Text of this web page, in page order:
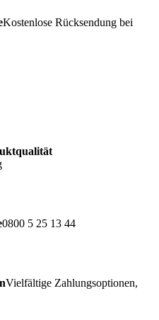
Kostenlose Rücksendung bei
0800 5 25 13 44
Vielfältige Zahlungsoptionen,